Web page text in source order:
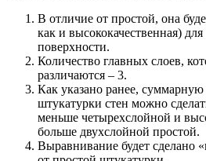
В отличие от простой, она
как и высококачественная)
поверхности.
Количество главных слоев,
различаются – 3.
Как указано ранее,
штукатурки стен можно
меньше четырехслойной и
больше двухслойной простой.
Выравнивание будет сделано